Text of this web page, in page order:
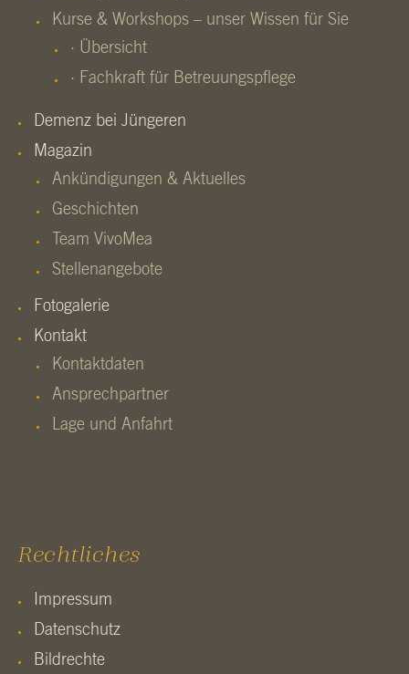
Kurse & Workshops – unser Wissen für Sie
· Übersicht
· Fachkraft für Betreuungspflege
Demenz bei Jüngeren
Magazin
Ankündigungen & Aktuelles
Geschichten
Team VivoMea
Stellenangebote
Fotogalerie
Kontakt
Kontaktdaten
Ansprechpartner
Lage und Anfahrt
Rechtliches
Impressum
Datenschutz
Bildrechte